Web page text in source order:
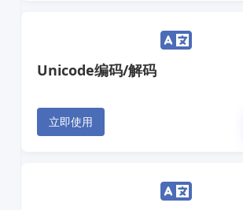
Unicode编码/解码
立即使用